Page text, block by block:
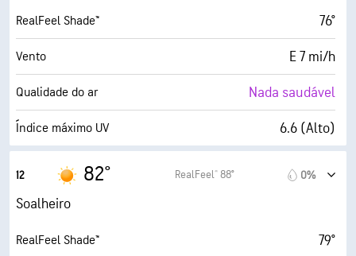
RealFeel Shade™ 76°
Vento E 7 mi/h
Qualidade do ar Nada saudável
Índice máximo UV 6.6 (Alto)
Humidade
Ponto de orvalho 27° F
12 82° RealFeel® 88° 0%
Soalheiro
RealFeel Shade™ 79°